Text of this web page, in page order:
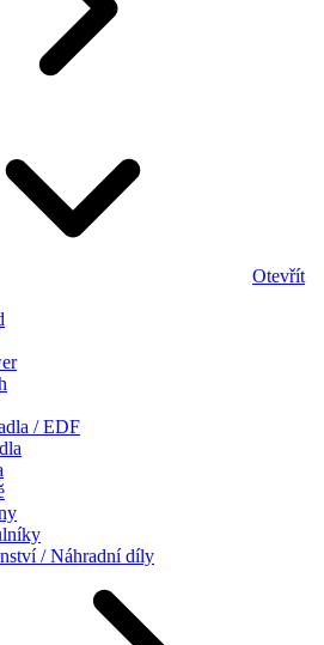
Otevřít
/ EDF
/ Náhradní díly